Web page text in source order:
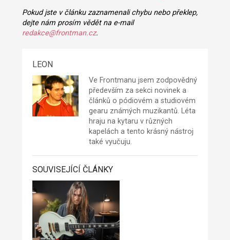
Pokud jste v článku zaznamenali chybu nebo překlep,
dejte nám prosím vědět na e-mail
redakce@frontman.cz.
LEON
Ve Frontmanu jsem zodpovědný
především za sekci novinek a
článků o pódiovém a studiovém
gearu známých muzikantů. Léta
hraju na kytaru v různých
kapelách a tento krásný nástroj
také vyučuju.
SOUVISEJÍCÍ ČLÁNKY